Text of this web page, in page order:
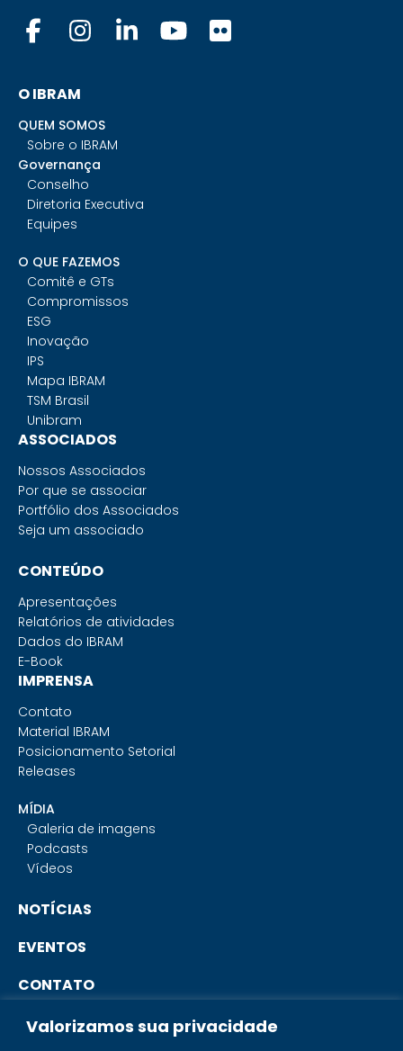
Valorizamos sua privacidade
O IBRAM
QUEM SOMOS
Sobre o IBRAM
Governança
Conselho
Diretoria Executiva
Equipes
O QUE FAZEMOS
Comitê e GTs
Compromissos
ESG
Inovação
IPS
Mapa IBRAM
TSM Brasil
Unibram
ASSOCIADOS
Nossos Associados
Por que se associar
Portfólio dos Associados
Seja um associado
CONTEÚDO
Apresentações
Relatórios de atividades
Dados do IBRAM
E-Book
IMPRENSA
Contato
Material IBRAM
Posicionamento Setorial
Releases
MÍDIA
Galeria de imagens
Podcasts
Vídeos
NOTÍCIAS
EVENTOS
CONTATO